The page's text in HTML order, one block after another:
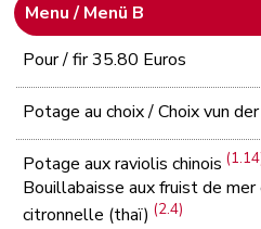
Menu / Menü B
Pour / fir 35.80 Euros
Potage au choix / Choix vun
Potage aux raviolis chinois
Bouillabaisse aux fruist de
citronnelle (thaï)(2.4)